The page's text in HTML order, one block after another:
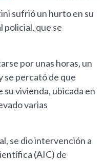
sufrió un hurto en su
policial, que se
por unas horas, un
se percató de que
vivienda, ubicada en
varias
se dio intervención a
(AIC) de